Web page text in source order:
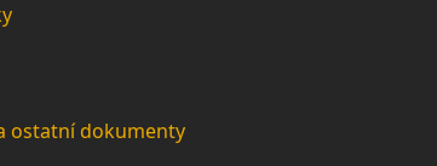
ostatní dokumenty